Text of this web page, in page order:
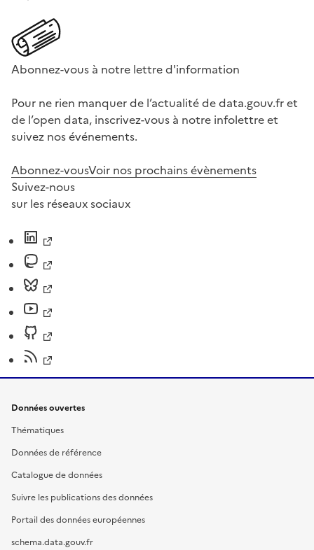
Abonnez-vous à notre lettre d'information
Pour ne rien manquer de l’actualité de data.gouv.fr et
de l’open data, inscrivez-vous à notre infolettre et
suivez nos événements.
Abonnez-vousVoir nos prochains évènements
Suivez-nous
sur les réseaux sociaux
Données ouvertes
Thématiques
Données de référence
Catalogue de données
Suivre les publications des données
Portail des données européennes
schema.data.gouv.fr